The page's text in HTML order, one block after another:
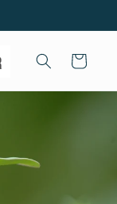
Warenkorb